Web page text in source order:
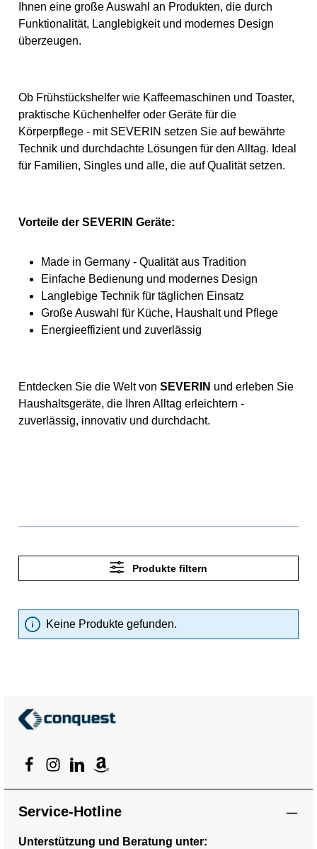
Ihnen eine große Auswahl an Produkten, die durch
Funktionalität, Langlebigkeit und modernes Design
überzeugen.
Ob Frühstückshelfer wie Kaffeemaschinen und Toaster,
praktische Küchenhelfer oder Geräte für die
Körperpflege - mit SEVERIN setzen Sie auf bewährte
Technik und durchdachte Lösungen für den Alltag. Ideal
für Familien, Singles und alle, die auf Qualität setzen.
Vorteile der SEVERIN Geräte:
Made in Germany - Qualität aus Tradition
Einfache Bedienung und modernes Design
Langlebige Technik für täglichen Einsatz
Große Auswahl für Küche, Haushalt und Pflege
Energieeffizient und zuverlässig
Entdecken Sie die Welt von SEVERIN und erleben Sie
Haushaltsgeräte, die Ihren Alltag erleichtern -
zuverlässig, innovativ und durchdacht.
Produkte filtern
Keine Produkte gefunden.
Service-Hotline
Unterstützung und Beratung unter: